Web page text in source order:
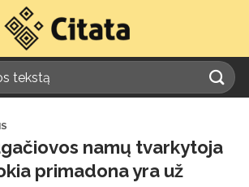
namų tvarkytoja
primadona yra už